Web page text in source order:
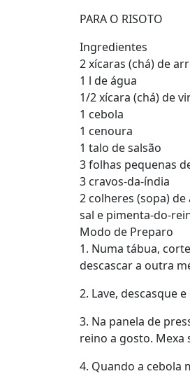
PARA O RISOTO
Ingredientes
2 xícaras (chá) de
1 l de água
1/2 xícara (chá) de
1 cebola
1 cenoura
1 talo de salsão
3 folhas pequenas
3 cravos-da-índia
2 colheres (sopa) de
sal e pimenta-do-
Modo de Preparo
1. Numa tábua,
descascar a outra
2. Lave, descasque
3. Na panela de
reino a gosto. Mexa
4. Quando a cebola